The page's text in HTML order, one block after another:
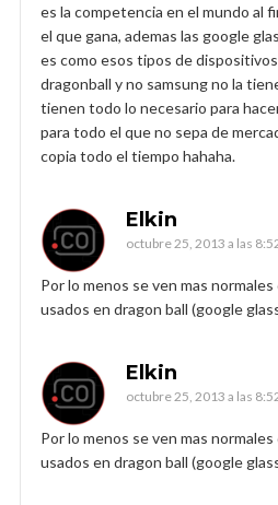
es la competencia en el mundo al
el que gana, ademas las google
es como esos tipos de
dragonball y no samsung no la
tienen todo lo necesario para
para todo el que no sepa de
copia todo el tiempo hahaha.
Elkin
octubre 25, 2013 a las
Por lo menos se ven mas
usados en dragon ball (google
Elkin
octubre 25, 2013 a las
Por lo menos se ven mas
usados en dragon ball (google